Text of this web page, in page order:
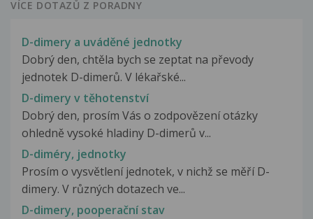
VÍCE DOTAZŮ Z PORADNY
D-dimery a uváděné jednotky
Dobrý den, chtěla bych se zeptat na převody
jednotek D-dimerů. V lékařské...
D-dimery v těhotenství
Dobrý den, prosím Vás o zodpovězení otázky
ohledně vysoké hladiny D-dimerů v...
D-diméry, jednotky
Prosím o vysvětlení jednotek, v nichž se měří D-
dimery. V různých dotazech ve...
D-dimery, pooperační stav